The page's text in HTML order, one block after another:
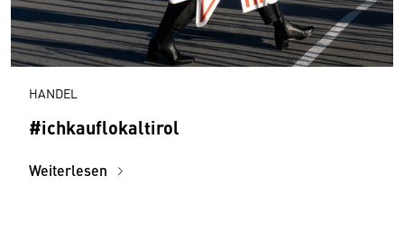
HANDEL
#ichkauflokaltirol
Weiterlesen